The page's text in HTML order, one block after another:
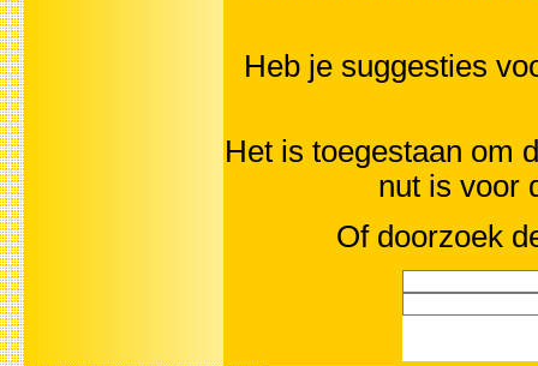
Heb je suggesties
Het is toegestaan om
nut is voor
Of doorzoek